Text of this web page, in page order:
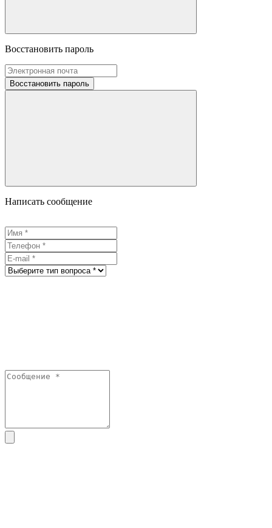
Восстановить пароль
Восстановить пароль
Написать сообщение